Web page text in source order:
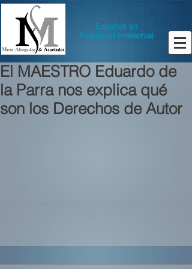
Expertos en
Propiedad Intelectual
El MAESTRO Eduardo de
la Parra nos explica qué
son los Derechos de Autor